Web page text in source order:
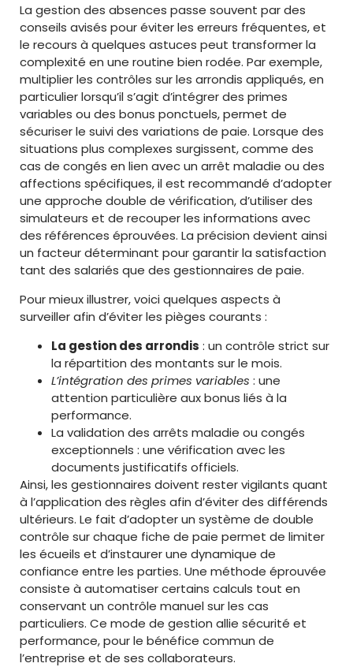
La gestion des absences passe souvent par des
conseils avisés pour éviter les erreurs fréquentes, et
le recours à quelques astuces peut transformer la
complexité en une routine bien rodée. Par exemple,
multiplier les contrôles sur les arrondis appliqués, en
particulier lorsqu’il s’agit d’intégrer des primes
variables ou des bonus ponctuels, permet de
sécuriser le suivi des variations de paie. Lorsque des
situations plus complexes surgissent, comme des
cas de congés en lien avec un arrêt maladie ou des
affections spécifiques, il est recommandé d’adopter
une approche double de vérification, d’utiliser des
simulateurs et de recouper les informations avec
des références éprouvées. La précision devient ainsi
un facteur déterminant pour garantir la satisfaction
tant des salariés que des gestionnaires de paie.
Pour mieux illustrer, voici quelques aspects à
surveiller afin d’éviter les pièges courants :
La gestion des arrondis : un contrôle strict sur
la répartition des montants sur le mois.
L’intégration des primes variables : une
attention particulière aux bonus liés à la
performance.
La validation des arrêts maladie ou congés
exceptionnels : une vérification avec les
documents justificatifs officiels.
Ainsi, les gestionnaires doivent rester vigilants quant
à l’application des règles afin d’éviter des différends
ultérieurs. Le fait d’adopter un système de double
contrôle sur chaque fiche de paie permet de limiter
les écueils et d’instaurer une dynamique de
confiance entre les parties. Une méthode éprouvée
consiste à automatiser certains calculs tout en
conservant un contrôle manuel sur les cas
particuliers. Ce mode de gestion allie sécurité et
performance, pour le bénéfice commun de
l’entreprise et de ses collaborateurs.